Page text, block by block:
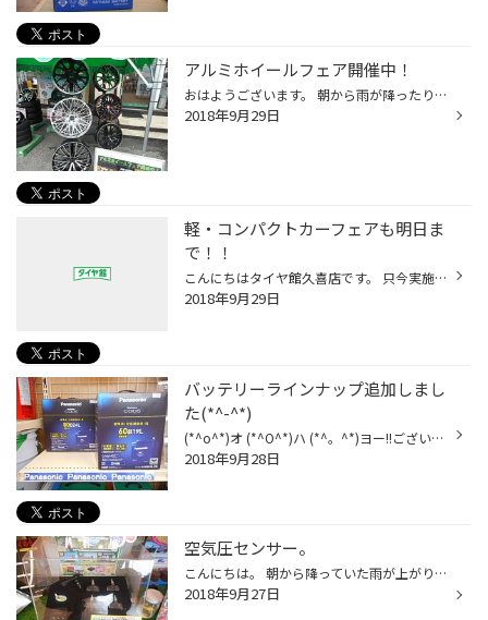
アルミホイールフェア開催中！
おはようございます。 朝から雨が降ったりやんだりな週末のスタートです。 9月も残すところあと2日、 今年もあと3か月です。 本日は先週に引き続き… 「アルミホイールフェア」 開催しました！！ 今週もメーカーさん協賛で、 大口径ホイールを展示しています。 写真ではこのホイールの良さの半分も伝...
2018年9月29日
軽・コンパクトカーフェアも明日ま
で！！
こんにちはタイヤ館久喜店です。 只今実施中の【軽・コンパクトカーフェア】も残すところ本日を入れて 2日間となっております。 本日も天気の悪い中ご来店頂き誠にありがとうございます。（＾０＾）/ 明日セール最終日ではございますが、皆様の沢山のご来店を心よりお待ち しております！！ タイヤ...
2018年9月29日
バッテリーラインナップ追加しまし
た(*^-^*)
(*^o^*)オ (*^O^*)ハ (*^。^*)ヨー!!ございます 朝から雲ひとつない天気で気持ちいいですね！？このくらいが丁度いいのですが… 今日は当店カーバッテリーに新しい仲間が増えましたのでお知らせですぅー(^^♪ 今回、お客様からのリクエストが多かった Panasonic製 CAOS を ラインナップに追加致しまし...
2018年9月28日
空気圧センサー。
こんにちは。 朝から降っていた雨が上がりましたね。 今年は雨が異様に多い気がします 気温も下がりますので、体調には十分ご注意ください。 気温の変動が大きいと、タイヤの空気圧も下がりやすくなります。 低空気圧のメリットは何もありませんので、 定期的に空気圧の点検をお願いします。 当店で...
2018年9月27日